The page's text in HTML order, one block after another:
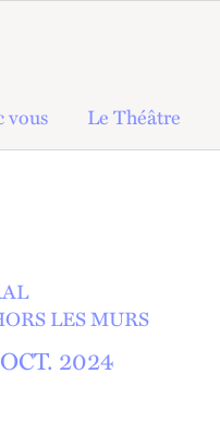
vous Le Théâtre
LES MURS
OCT. 2024